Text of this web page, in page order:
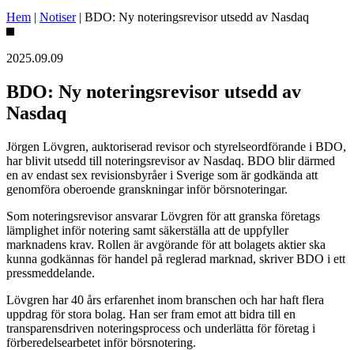
Hem | Notiser| BDO: Ny noteringsrevisor utsedd av Nasdaq
2025.09.09
BDO: Ny noteringsrevisor utsedd av
Nasdaq
Jörgen Lövgren, auktoriserad revisor och styrelseordförande i BDO,
har blivit utsedd till noteringsrevisor av Nasdaq. BDO blir därmed
en av endast sex revisionsbyråer i Sverige som är godkända att
genomföra oberoende granskningar inför börsnoteringar.
Som noteringsrevisor ansvarar Lövgren för att granska företags
lämplighet inför notering samt säkerställa att de uppfyller
marknadens krav. Rollen är avgörande för att bolagets aktier ska
kunna godkännas för handel på reglerad marknad, skriver BDO i ett
pressmeddelande.
Lövgren har 40 års erfarenhet inom branschen och har haft flera
uppdrag för stora bolag. Han ser fram emot att bidra till en
transparensdriven noteringsprocess och underlätta för företag i
förberedelsearbetet inför börsnotering.